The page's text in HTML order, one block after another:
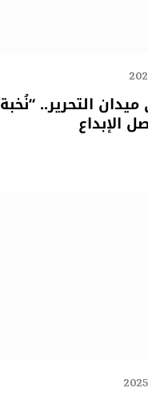
التحرير.. “نُخبة
الإبداع